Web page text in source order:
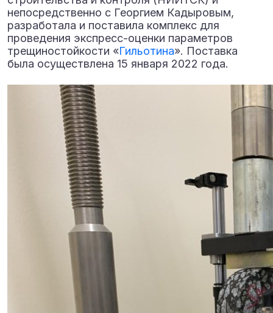
непосредственно с Георгием Кадыровым,
разработала и поставила комплекс для
проведения экспресс-оценки параметров
трещиностойкости «Гильотина». Поставка
была осуществлена 15 января 2022 года.